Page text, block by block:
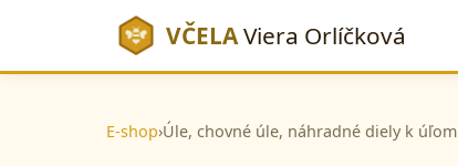
VČELAViera Orlíčková
E-shop›Úle, chovné úle, náhradné diely k úľom